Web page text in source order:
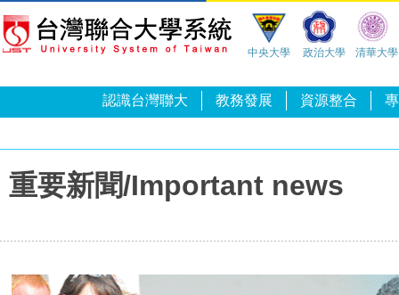
中央大學 政治大學 清華大學
認識台灣聯大 教務發展 資源整合
重要新聞/Important news